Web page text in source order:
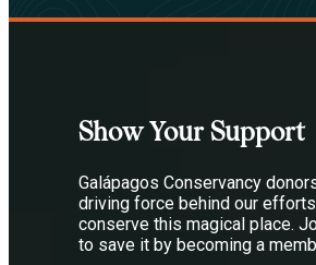
Show Your Support
Galápagos Conservancy
driving force behind our
conserve this magical place.
to save it by becoming a